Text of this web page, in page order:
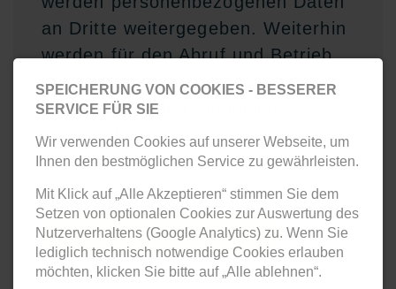
an Dritte weitergegeben. Weiterhin
werden für den Abruf und Betrieb
der Karte personenbezogenen
Daten außer den technisch
notwendigen erhoben. Die Karte
verwendet Cookies.
Karte dennoch anzeigen
SPEICHERUNG VON COOKIES - BESSERER
SERVICE FÜR SIE
Wir verwenden Cookies auf unserer Webseite, um
Ihnen den bestmöglichen Service zu gewährleisten.
Mit Klick auf „Alle Akzeptieren“ stimmen Sie dem
Setzen von optionalen Cookies zur Auswertung des
Nutzerverhaltens (Google Analytics) zu. Wenn Sie
lediglich technisch notwendige Cookies erlauben
möchten, klicken Sie bitte auf „Alle ablehnen“.